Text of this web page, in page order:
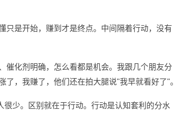
只是开始，赚到才是终点。中间隔着行动，没有
催化剂明确，怎么看都是机会。我跟几个朋友分
，我赚了，他们还在拍大腿说"我早就看好了"。
少。区别就在于行动。行动是认知套利的分水